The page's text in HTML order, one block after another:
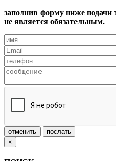
заполнив форму ниже подачи
не является обязательным.
отменить
послать
×